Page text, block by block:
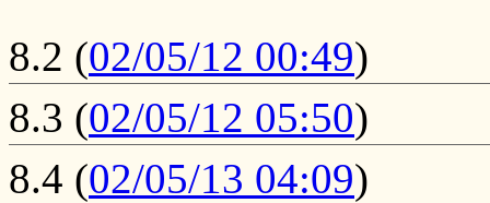
8.2 (02/05/12 00:49)
8.3 (02/05/12 05:50)
8.4 (02/05/13 04:09)